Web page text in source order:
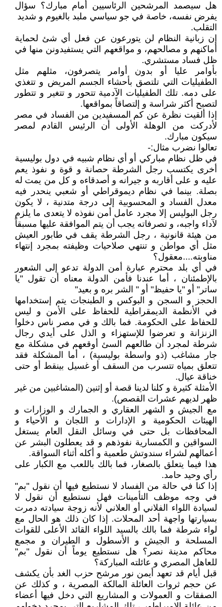
هل سيصمد المرشحين الرئاسيين أمام مبارك؟ سؤال
يفرض نفسه، خاصة في جو سياسي ملبد بالغيوم و شديد
التقلب.
إن زبانية النظام لن يتورعون عن فعل أي شئ لحماية
أماكنهم و مصالحهم، و مواقعهم التي يستفيدونن منها في
ظل فساد مستشري.
بأوامر عليا أو بدون أوامر يتصرفون، مثلهم مثل
الطفيليات التي تلتصق بأحشاء الجسم المريض و تتغذي
على دمه. تلك الطفيليات الآدمية تتحور و تتغير و تتطور
لتصبح أكثر شراسة و إلتصاقاً بمواقعها.
إذا ألقيت نظرة عن كم المسفيدين من الفساد في مصر
لأدركت من الوهلة الأولى أن الرئيس القادم لمصر
سيكون مبارك.
تعالوا نضرب مثال:-
في ظل نظام مباركي أو أي نظام شبيه في دول بوليسية
أخرى يكتسب رجل الشرطة حصانة و قوة و نفوذ يعم
عليه و على أقاربه و جيرانه و أصدقاءه و كل من يمت له
بصلة. بينما في نظام ديموقراطي أو شعبي ينحدر فيه
معدل الفساد و المحسوبية إلى درجة متدنية ، لا يكون
رجل البوليس إلا مجرد عامل أمن نفوذه لا يتعدى ما يلزم
لآداء واجبه، و تصرفاته يجب أن يتم الموافقة عليها مسبقاً
من هيئة قانونية ، رجل الشرطة يقف في طابور العيش
مثل أي مواطن و تنتهي صلاحيات وظيفته بمجرد إنتهاء
مناوبته....معقول؟
في أي بلد محترم عبارة أمن الدولة تدعو إلى الشعور
بالإطمئنان ، أما عندنا فأمن الدولة معناه أن تقول "يا
ساتر" أو "يا حفيظ" أو " الشر بره و بعيد"
الحجز و السجن و البوكس و الطبنجات يتم إستخدامها
في الأنظمة الديمقراطية للحفاظ على الأمن و ليس
للحفاظ على الحكومة. فما بالك و في مصر ناس دخلوا
الزنزانة و تعرضوا للإستهزاء و الذل على أيدي رجال
شرطة لمجرد أن طالعهم السئ أوقعهم في مشكلة مع
جار مشاغب (ذو واسطة بوليسية) ، أما المشكلة فقد
تتعلق بمياه تتسرب من السقف أو غسيل بينقط أو حتى
خناقة عيال.
الأمثلة كثيرة و كلنا لدينا قصة أو إثنين (المشاغبين من غير
ظهر لديهم عشرات القصص).
مع الجيش و الشهر العقاري و الجمارك و الوزارات و
الهيئات الحكومية و الإدارات و اللجان و الأحياء و
المحافظات بل حتى في وسائل النقل العام يستغل
السواقين و الكمسارية نفوذهم و قد يعطلون البشر عن
أعمالهم لشراء سندوتش طعمية و أكله أثناء السواقة.
هذا فيما يتعلق بالصغار، فما بالك باللعب مع الكبار على
رأي وحيد حامد.
إذا كنا في حالة من الفساد لا نستطيع فيها أن نقول "بم"
في وجه موظف التأمينات فهل نستطيع أن نقول لا
لسيادة اللواء الفلاني أو العلاني لأنه زوجة سيادته دمرت
بسيارتها واجهة أحد المحلات. إذا كان ذلك هو الحال مع
لواء شرطة فما بالك بالسيد اللواء القائد الأعلى للقوات
المسلحة و الجيش و الأسطول و الطيران و مجمع
محاكم مدينة نصر؟ هل نستطيع يوماً أن نقول "بم"
للعاهل المصري و عائلته المباركة؟
قبل أيام قد تعهد أيمن نور مرشح حزب الغد بأن يكشف
عن حجم ثروات العائلة المالكة المصرية ، و كذلك عن
الصفقات و العمولات و المشاريع التي دخل فيها أعضاء